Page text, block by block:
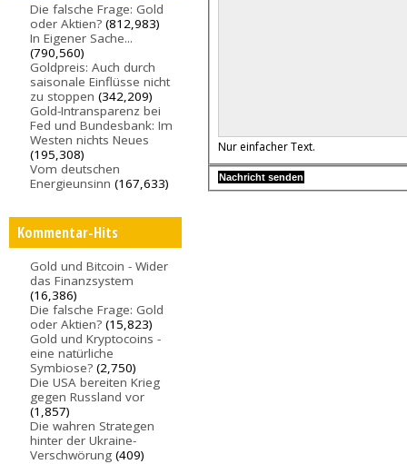
Die falsche Frage: Gold
oder Aktien? (812,983)
In Eigener Sache...
(790,560)
Goldpreis: Auch durch
saisonale Einflüsse nicht
zu stoppen (342,209)
Gold-Intransparenz bei
Fed und Bundesbank: Im
Westen nichts Neues
(195,308)
Vom deutschen
Energieunsinn (167,633)
Kommentar-Hits
Gold und Bitcoin - Wider
das Finanzsystem
(16,386)
Die falsche Frage: Gold
oder Aktien? (15,823)
Gold und Kryptocoins -
eine natürliche
Symbiose? (2,750)
Die USA bereiten Krieg
gegen Russland vor
(1,857)
Die wahren Strategen
hinter der Ukraine-
Verschwörung (409)
Nur einfacher Text.